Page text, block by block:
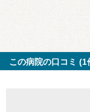
この病院の口コミ (1